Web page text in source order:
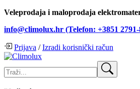
Veleprodaja i maloprodaja
info@climolux.hr (Telefon: +3851 2791-
Prijava /Izradi korisnički račun